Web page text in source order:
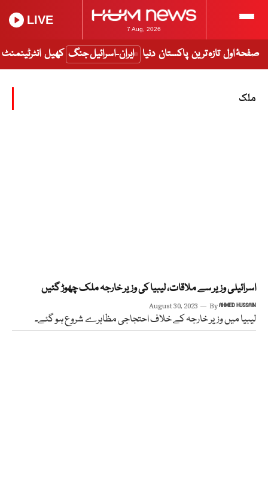
7 Aug, 2026
LIVE
صفحۂ اول تازہ ترین پاکستان دنیا ایران-اسرائیل جنگ کھیل انٹرٹینمنٹ
ملک
اسرائیلی وزیر سے ملاقات، لیبیا کی وزیر خارجہ ملک چھوڑ گئیں
August 30, 2023 ByAHMED HUSSAIN
لیبیا میں وزیر خارجہ کے خلاف احتجاجی مظاہرے شروع ہو گئے۔